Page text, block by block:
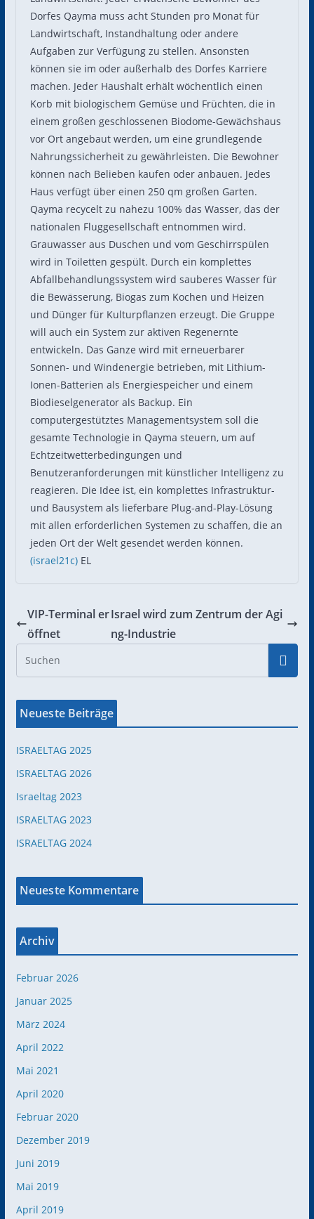
Dorfes Qayma muss acht Stunden pro Monat für
Landwirtschaft, Instandhaltung oder andere
Aufgaben zur Verfügung zu stellen. Ansonsten
können sie im oder außerhalb des Dorfes Karriere
machen. Jeder Haushalt erhält wöchentlich einen
Korb mit biologischem Gemüse und Früchten, die in
einem großen geschlossenen Biodome-Gewächshaus
vor Ort angebaut werden, um eine grundlegende
Nahrungssicherheit zu gewährleisten. Die Bewohner
können nach Belieben kaufen oder anbauen. Jedes
Haus verfügt über einen 250 qm großen Garten.
Qayma recycelt zu nahezu 100% das Wasser, das der
nationalen Fluggesellschaft entnommen wird.
Grauwasser aus Duschen und vom Geschirrspülen
wird in Toiletten gespült. Durch ein komplettes
Abfallbehandlungssystem wird sauberes Wasser für
die Bewässerung, Biogas zum Kochen und Heizen
und Dünger für Kulturpflanzen erzeugt. Die Gruppe
will auch ein System zur aktiven Regenernte
entwickeln. Das Ganze wird mit erneuerbarer
Sonnen- und Windenergie betrieben, mit Lithium-
Ionen-Batterien als Energiespeicher und einem
Biodieselgenerator als Backup. Ein
computergestütztes Managementsystem soll die
gesamte Technologie in Qayma steuern, um auf
Echtzeitwetterbedingungen und
Benutzeranforderungen mit künstlicher Intelligenz zu
reagieren. Die Idee ist, ein komplettes Infrastruktur-
und Bausystem als lieferbare Plug-and-Play-Lösung
mit allen erforderlichen Systemen zu schaffen, die an
jeden Ort der Welt gesendet werden können.
(israel21c) EL
VIP-Terminal er
öffnet
Israel wird zum Zentrum der Agi
ng-Industrie
Neueste Beiträge
ISRAELTAG 2025
ISRAELTAG 2026
Israeltag 2023
ISRAELTAG 2023
ISRAELTAG 2024
Neueste Kommentare
Archiv
Februar 2026
Januar 2025
März 2024
April 2022
Mai 2021
April 2020
Februar 2020
Dezember 2019
Juni 2019
Mai 2019
April 2019